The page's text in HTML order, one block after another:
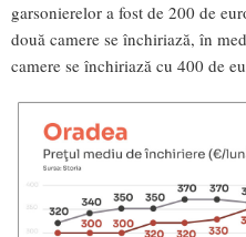
garsonierelor a fost de 200 de
două camere se închiriază, în
camere se închiriază cu 400 de